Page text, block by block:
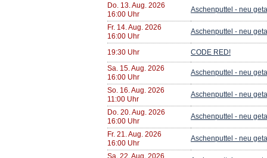
Do. 13. Aug. 2026
16:00 Uhr
Aschenputtel - neu
Fr. 14. Aug. 2026
16:00 Uhr
Aschenputtel - neu
19:30 Uhr
CODE RED!
Sa. 15. Aug. 2026
16:00 Uhr
Aschenputtel - neu
So. 16. Aug. 2026
11:00 Uhr
Aschenputtel - neu
Do. 20. Aug. 2026
16:00 Uhr
Aschenputtel - neu
Fr. 21. Aug. 2026
16:00 Uhr
Aschenputtel - neu
Sa. 22. Aug. 2026